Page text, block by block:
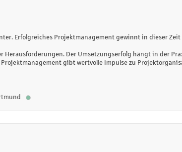
Erfolgreiches Projektmanagement gewinnt in dieser Zeit
Herausforderungen. Der Umsetzungserfolg hängt in der
Projektmanagement gibt wertvolle Impulse zu